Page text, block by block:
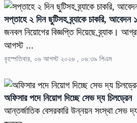
সপ্তাহে ২ দিন ছুটিসহ ব্র্যাকে চাকরি,
জনবল নিয়োগের বিজ্ঞপ্তি দিয়েছে ব্র্যাক।
আগস্ট ...
বৃহস্পতিবার, ০৬ আগস্ট ২০২৬ , ০৬:৩৯ পিএম
অফিসার পদে নিয়োগ দিচ্ছে সেভ দ্য চিলড্রেন
আন্তর্জাতিক বেসরকারি উন্নয়ন সংস্থা সেভ